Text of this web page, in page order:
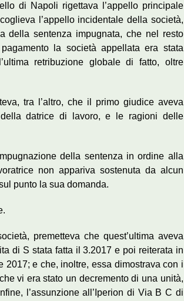
di Napoli rigettava l’appello principale
l’appello incidentale della società,
della sentenza impugnata, che nel resto
la società appellata era stata
retribuzione globale di fatto, oltre
tra l’altro, che il primo giudice aveva
datrice di lavoro, e le ragioni delle
della sentenza in ordine alla
non appariva sostenuta da alcun
punto la sua domanda.
premetteva che quest’ultima aveva
di S stata fatta il 3.2017 e poi reiterata in
2017; e che, inoltre, essa dimostrava con i
vi era stato un decremento di una unità,
l’assunzione all’Iperion di Via B C di